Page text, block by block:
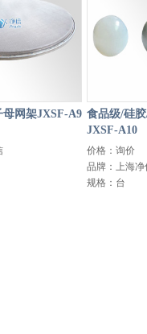
网架JXSF-A9 食品级/硅
JXSF-A10
价格：询价
品牌：上海净
规格：台